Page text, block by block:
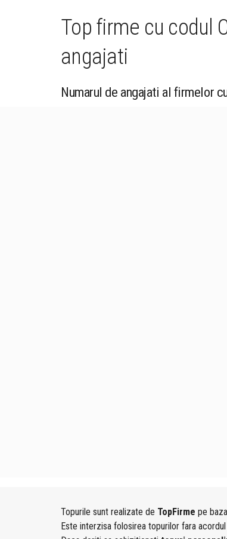
Top firme cu codul
angajati
Numarul de angajati al firmelor
Topurile sunt realizate de TopFirme pe
Este interzisa folosirea topurilor fara